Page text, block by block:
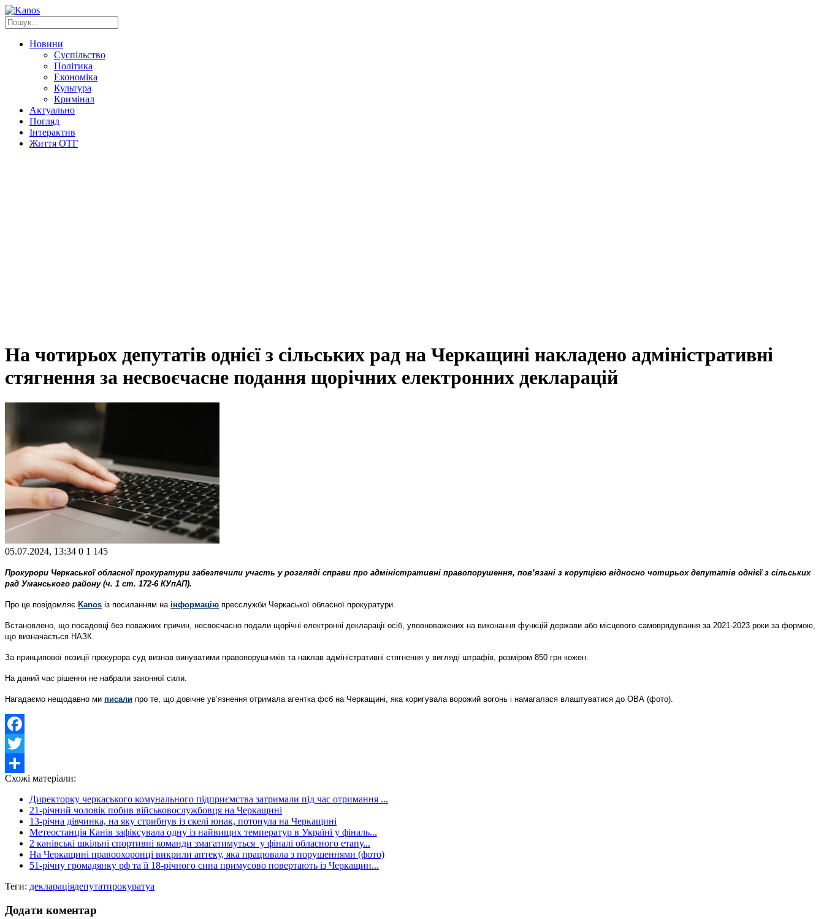
Новини
Суспільство
Політика
Економіка
Культура
Кримінал
Актуально
Погляд
Інтерактив
Життя ОТГ
На чотирьох депутатів однієї з сільських рад на Черкащині накладено адміністративні
стягнення за несвоєчасне подання щорічних електронних декларацій
05.07.2024, 13:34 0 1 145
Прокурори Черкаської обласної прокуратури забезпечили участь у розгляді справи про адміністративні правопорушення, пов’язані з корупцією відносно чотирьох депутатів однієї з сільських
рад Уманського району (ч. 1 ст. 172-6 КУпАП).
Про це повідомляє Kanos із посиланням на інформацію пресслужби Черкаської обласної прокуратури.
Встановлено, що посадовці без поважних причин, несвоєчасно подали щорічні електронні декларації осіб, уповноважених на виконання функцій держави або місцевого самоврядування за 2021-2023 роки за формою,
що визначається НАЗК.
За принципової позиції прокурора суд визнав винуватими правопорушників та наклав адміністративні стягнення у вигляді штрафів, розміром 850 грн кожен.
На даний час рішення не набрали законної сили.
Нагадаємо нещодавно ми писали про те, що довічне ув’язнення отримала агентка фсб на Черкащині, яка коригувала ворожий вогонь і намагалася влаштуватися до ОВА (фото).
Facebook
Twitter
Share
Схожі матеріали:
Директорку черкаського комунального підприємства затримали під час отримання ...
21-річний чоловік побив військовослужбовця на Черкащині
13-річна дівчинка, на яку стрибнув із скелі юнак, потонула на Черкащині
Метеостанція Канів зафіксувала одну із найвищих температур в Україні у фіналь...
2 канівські шкільні спортивні команди змагатимуться у фіналі обласного етапу...
На Черкащині правоохоронці викрили аптеку, яка працювала з порушеннями (фото)
51-річну громадянку рф та її 18-річного сина примусово повертають із Черкащин...
Теги: деклараціядепутатпрокуратуа
Додати коментар